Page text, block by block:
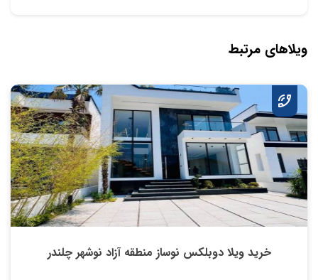
ویلاهای مرتبط
خرید ویلا دوبلکس نوساز منطقه آزاد نوشهر چلندر